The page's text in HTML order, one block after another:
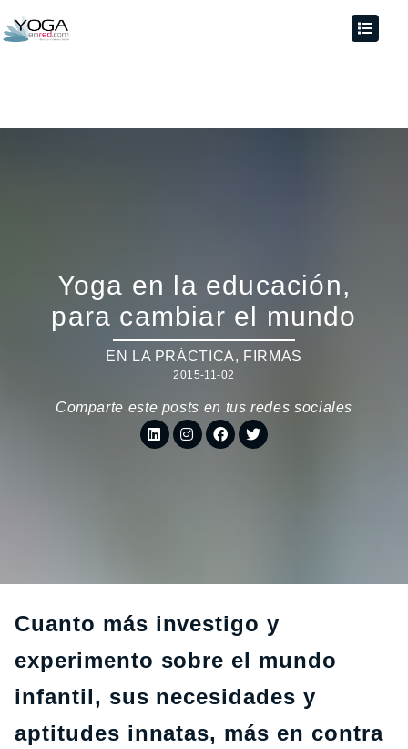
Yoga en la educación,
para cambiar el mundo
EN LA PRÁCTICA, FIRMAS
2015-11-02
Comparte este posts en tus redes sociales
Cuanto más investigo y
experimento sobre el mundo
infantil, sus necesidades y
aptitudes innatas, más en contra